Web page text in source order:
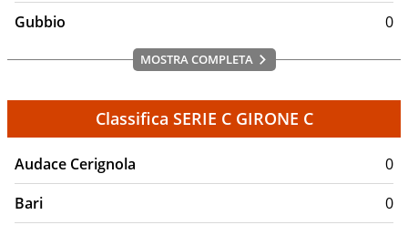
Gubbio
0
MOSTRA COMPLETA
Classifica SERIE C GIRONE C
Audace Cerignola
0
Bari
0